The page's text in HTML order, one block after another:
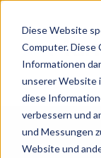
Diese Website
Computer. Diese
Informationen
unserer Website
diese
verbessern und
und Messungen
Website und